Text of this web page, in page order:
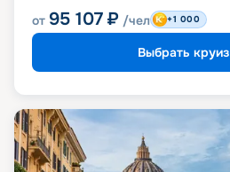
от 95 107 ₽ /чел +1 000
Выбрать круиз